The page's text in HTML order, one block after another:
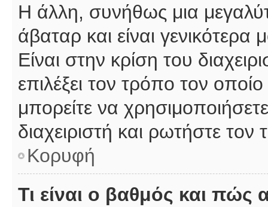
Η άλλη, συνήθως μια
άβαταρ και είναι
Είναι στην κρίση του
επιλέξει τον τρόπο τον
μπορείτε να
διαχειριστή και ρωτήστε τον
Κορυφή
Τι είναι ο βαθμός και